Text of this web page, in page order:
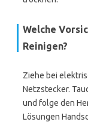
Welche
Reinigen?
Ziehe bei
Netzstecker.
und folge den
Lösungen